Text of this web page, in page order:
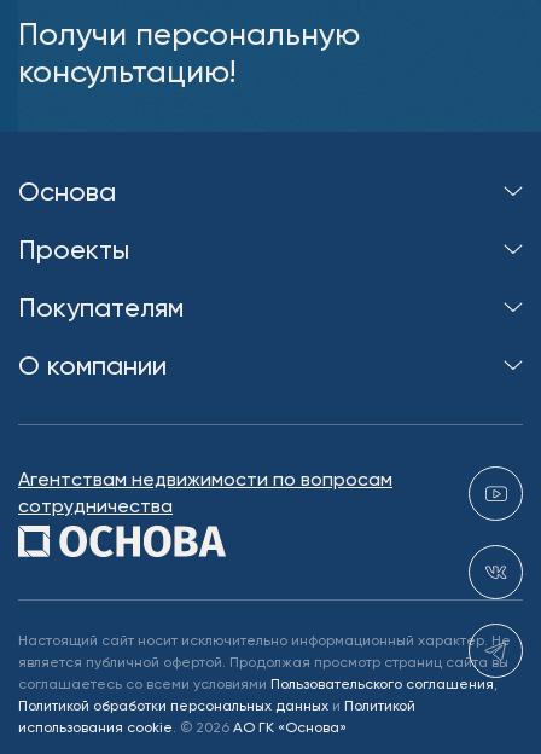
Получи персональную
консультацию!
Основа
Проекты
Покупателям
О компании
Агентствам недвижимости по вопросам
сотрудничества
Настоящий сайт носит исключительно информационный характер. Не
является публичной офертой. Продолжая просмотр страниц сайта вы
соглашаетесь со всеми условиями Пользовательского соглашения,
Политикой обработки персональных данных и Политикой
использования cookie. © 2026 АО ГК «Основа»